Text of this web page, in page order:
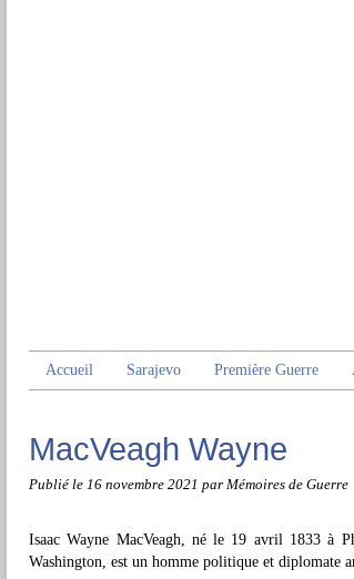
Accueil Sarajevo Première Guerre
MacVeagh Wayne
Publié le 16 novembre 2021 par Mémoires de Guerre
Isaac Wayne MacVeagh, né le 19 avril 1833 à
Washington, est un homme politique et diplomate